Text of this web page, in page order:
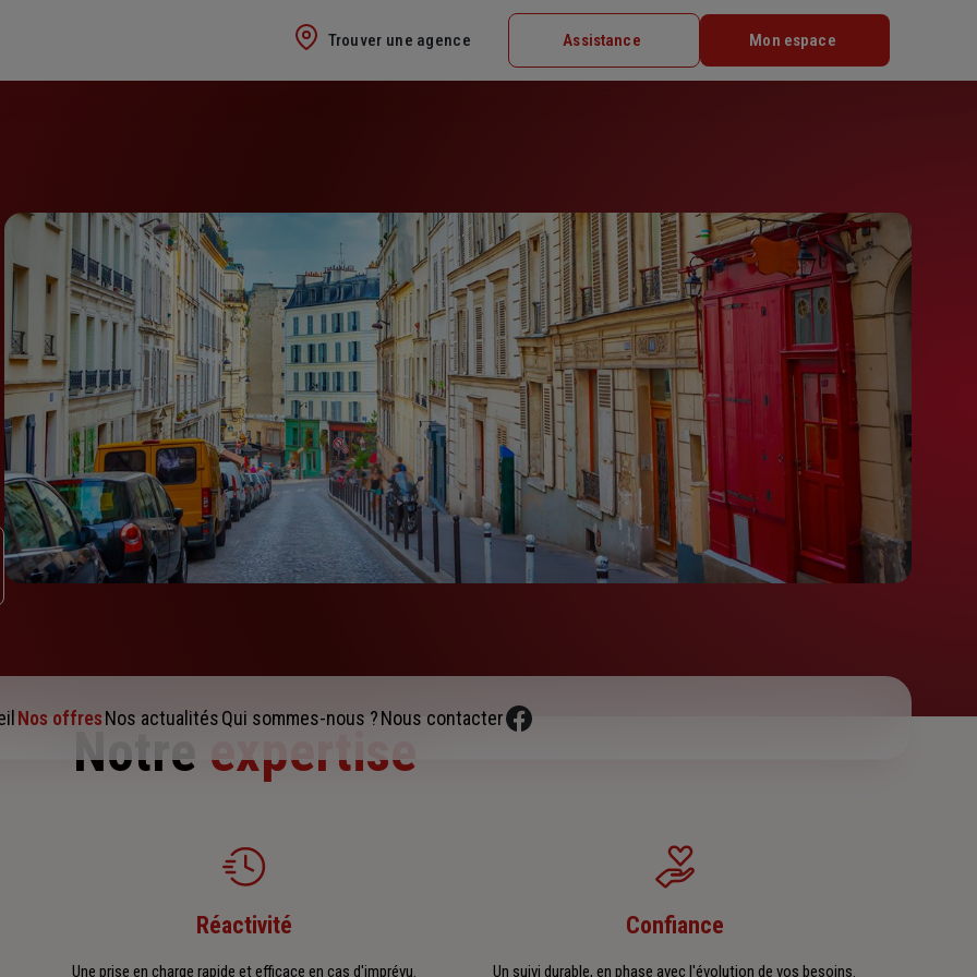
Trouver une agence Assistance Mon espace
Nos offresNos actualitésQui sommes-nous ?Nous contacter
Notre expertise
Réactivité
Une prise en charge rapide et efficace en cas d'imprévu.
Confiance
Un suivi durable, en phase avec l'évolution de vos besoins.